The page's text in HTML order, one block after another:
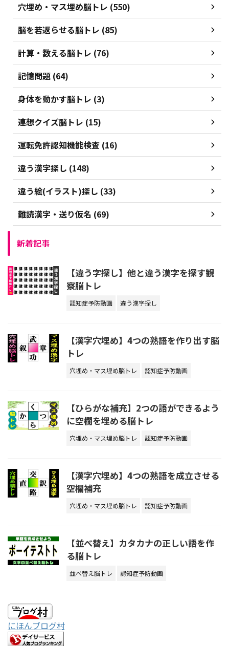
穴埋め・マス埋め脳トレ (550)
脳を若返らせる脳トレ (85)
計算・数える脳トレ (76)
記憶問題 (64)
身体を動かす脳トレ (3)
連想クイズ脳トレ (15)
運転免許認知機能検査 (16)
違う漢字探し (148)
違う絵(イラスト)探し (33)
難読漢字・送り仮名 (69)
新着記事
【違う字探し】他と違う漢字を探す観
察脳トレ
認知症予防動画 違う漢字探し
【漢字穴埋め】4つの熟語を作り出す脳
トレ
穴埋め・マス埋め脳トレ 認知症予防動画
【ひらがな補充】2つの語ができるよう
に空欄を埋める脳トレ
穴埋め・マス埋め脳トレ 認知症予防動画
【漢字穴埋め】4つの熟語を成立させる
空欄補充
穴埋め・マス埋め脳トレ 認知症予防動画
【並べ替え】カタカナの正しい語を作
る脳トレ
並べ替え脳トレ 認知症予防動画
にほんブログ村